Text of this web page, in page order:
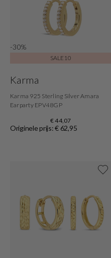
-30%
SALE10
Karma
Karma 925 Sterling Silver Amara
Earparty EPV48GP
€ 44,07
Originele prijs: € 62,95